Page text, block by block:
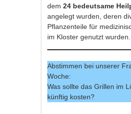
dem24 bedeutsame
angelegt wurden, deren
Pflanzenteile für
im Kloster genutzt wurden.
Abstimmen bei unserer
Woche:
Was sollte das Grillen im
künftig kosten?